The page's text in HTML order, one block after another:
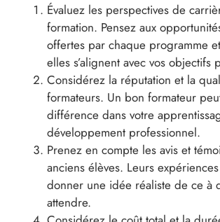
Évaluez les perspectives de
formation. Pensez aux
offertes par chaque programme
elles s’alignent avec vos objectifs
Considérez la réputation et la
formateurs. Un bon formateur
différence dans votre
développement professionnel.
Prenez en compte les avis et
anciens élèves. Leurs
donner une idée réaliste de ce à
attendre.